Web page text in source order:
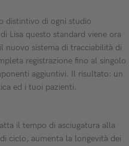
distintivo di ogni studio
Lisa questo standard viene ora
nuovo sistema di tracciabilità di
registrazione fino al singolo
aggiuntivi. Il risultato: un
ed i tuoi pazienti.
il tempo di asciugatura alla
ciclo, aumenta la longevità dei